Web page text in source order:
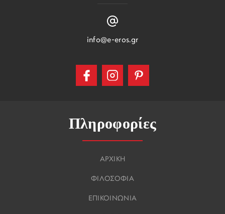
Πληροφορίες
ΑΡΧΙΚΗ
ΦΙΛΟΣΟΦΙΑ
ΕΠΙΚΟΙΝΩΝΙΑ
info@e-eros.gr